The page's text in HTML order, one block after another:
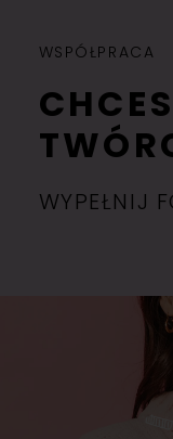
WSPÓŁPRACA
WYPEŁNIJ